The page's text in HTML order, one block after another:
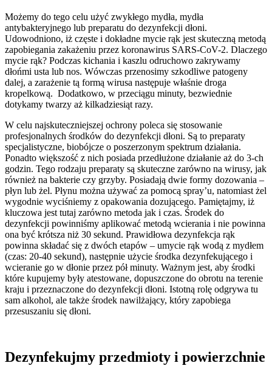
Możemy do tego celu użyć zwykłego mydła, mydła
antybakteryjnego lub preparatu do dezynfekcji dłoni.
Udowodniono, iż częste i dokładne mycie rąk jest skuteczną metodą
zapobiegania zakażeniu przez koronawirus SARS-CoV-2. Dlaczego
mycie rąk? Podczas kichania i kaszlu odruchowo zakrywamy
dłońmi usta lub nos. Wówczas przenosimy szkodliwe patogeny
dalej, a zarażenie tą formą wirusa następuje właśnie droga
kropelkową. Dodatkowo, w przeciągu minuty, bezwiednie
dotykamy twarzy aż kilkadziesiąt razy.
W celu najskuteczniejszej ochrony poleca się stosowanie
profesjonalnych środków do dezynfekcji dłoni. Są to preparaty
specjalistyczne, biobójcze o poszerzonym spektrum działania.
Ponadto większość z nich posiada przedłużone działanie aż do 3-ch
godzin. Tego rodzaju preparaty są skuteczne zarówno na wirusy, jak
również na bakterie czy grzyby. Posiadają dwie formy dozowania –
płyn lub żel. Płynu można używać za pomocą spray’u, natomiast żel
wygodnie wyciśniemy z opakowania dozującego. Pamiętajmy, iż
kluczowa jest tutaj zarówno metoda jak i czas. Środek do
dezynfekcji powinniśmy aplikować metodą wcierania i nie powinna
ona być krótsza niż 30 sekund. Prawidłowa dezynfekcja rąk
powinna składać się z dwóch etapów – umycie rąk wodą z mydłem
(czas: 20-40 sekund), następnie użycie środka dezynfekującego i
wcieranie go w dłonie przez pół minuty. Ważnym jest, aby środki
które kupujemy były atestowane, dopuszczone do obrotu na terenie
kraju i przeznaczone do dezynfekcji dłoni. Istotną rolę odgrywa tu
sam alkohol, ale także środek nawilżający, który zapobiega
przesuszaniu się dłoni.
Dezynfekujmy przedmioty i powierzchnie